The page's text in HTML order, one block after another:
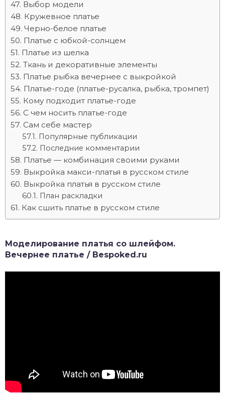
Выбор модели
Кружевное платье
Черно-белое платье
Платье с юбкой-солнцем
Платье из шелка
Ткань и декоративные элементы
Платье рыбка вечернее с выкройкой
Платье-годе (платье-русалка, рыбка, тромпет)
Кому подходит платье-годе
С чем носить платье-годе
Сам себе мастер
Популярные публикации
Последние комментарии
Платье — комбинация своими руками
Выкройка макси-платья в русском стиле
Выкройка платья в русском стиле
План раскладки
Как сшить платье в русском стиле
Моделирование платья со шлейфом.
Вечернее платье / Bespoked.ru